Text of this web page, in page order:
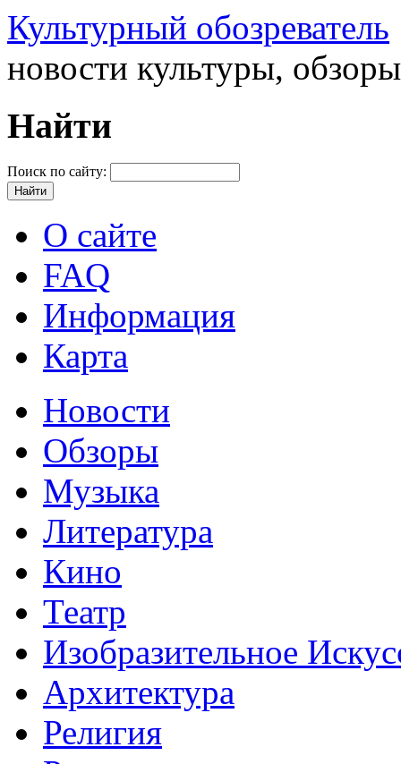
Культурный обозреватель
новости культуры,
Найти
Поиск по сайту:
О сайте
FAQ
Информация
Карта
Новости
Обзоры
Музыка
Литература
Кино
Театр
Изобразительное
Архитектура
Религия